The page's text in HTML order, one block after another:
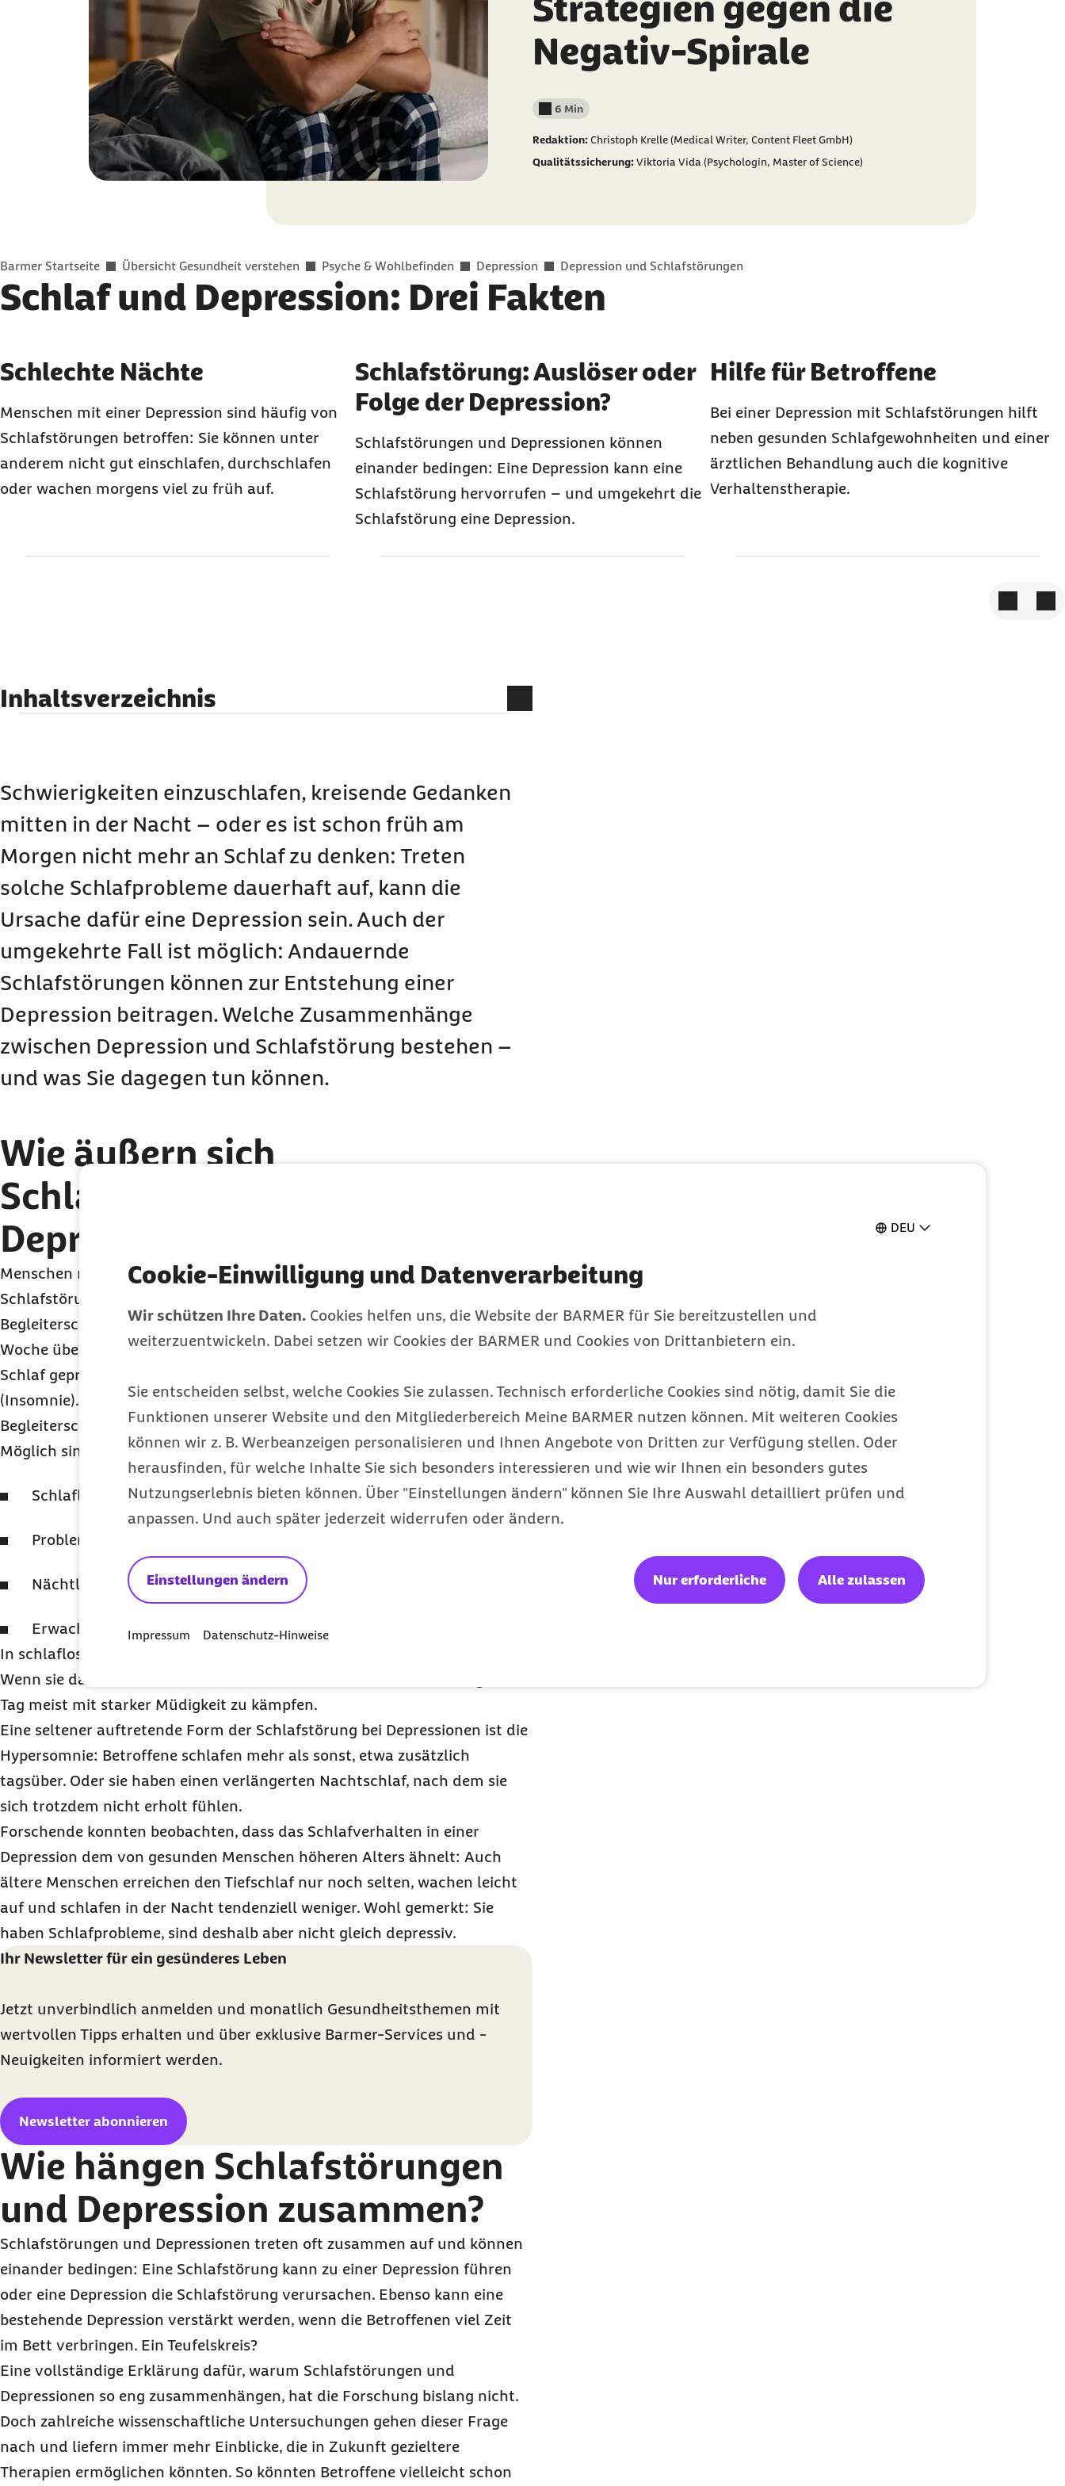
DEU
Cookie-Einwilligung und Datenverarbeitung
Wir schützen Ihre Daten. Cookies helfen uns, die Website der BARMER für Sie bereitzustellen und
weiterzuentwickeln. Dabei setzen wir Cookies der BARMER und Cookies von Drittanbietern ein.
Sie entscheiden selbst, welche Cookies Sie zulassen. Technisch erforderliche Cookies sind nötig, damit Sie die
Funktionen unserer Website und den Mitgliederbereich Meine BARMER nutzen können. Mit weiteren Cookies
können wir z. B. Werbeanzeigen personalisieren und Ihnen Angebote von Dritten zur Verfügung stellen. Oder
herausfinden, für welche Inhalte Sie sich besonders interessieren und wie wir Ihnen ein besonders gutes
Nutzungserlebnis bieten können. Über "Einstellungen ändern" können Sie Ihre Auswahl detailliert prüfen und
anpassen. Und auch später jederzeit widerrufen oder ändern.
Einstellungen ändern Nur erforderliche Alle zulassen
Impressum Datenschutz-Hinweise
Negativ-Spirale
Lesedauer weniger als
6 Min
Redaktion:Christoph Krelle (Medical Writer, Content Fleet GmbH)
Qualitätssicherung:Viktoria Vida (Psychologin, Master of Science)
Sie befinden sich hier:
Barmer Startseite Übersicht Gesundheit verstehen Psyche & Wohlbefinden Depression Depression und Schlafstörungen
Schlaf und Depression: Drei Fakten
Karussell mit 3 Elementen
Element 1 von 3
Schlechte Nächte
Menschen mit einer Depression sind häufig von
Schlafstörungen betroffen: Sie können unter
anderem nicht gut einschlafen, durchschlafen
oder wachen morgens viel zu früh auf.
Element 2 von 3
Schlafstörung: Auslöser oder
Folge der Depression?
Schlafstörungen und Depressionen können
einander bedingen: Eine Depression kann eine
Schlafstörung hervorrufen – und umgekehrt die
Schlafstörung eine Depression.
Element 3 von 3
Hilfe für Betroffene
Bei einer Depression mit Schlafstörungen hilft
neben gesunden Schlafgewohnheiten und einer
ärztlichen Behandlung auch die kognitive
Verhaltenstherapie.
Inhaltsverzeichnis
Wie verursacht eine Depression eine Schlafstörung?
Depression und Schlafstörung: Welche Behandlung hilft?
Stimmt es eigentlich, dass Schlafentzug bei Depressionen helfen kann?
Schwierigkeiten einzuschlafen, kreisende Gedanken
mitten in der Nacht – oder es ist schon früh am
Morgen nicht mehr an Schlaf zu denken: Treten
solche Schlafprobleme dauerhaft auf, kann die
Ursache dafür eine Depression sein. Auch der
umgekehrte Fall ist möglich: Andauernde
Schlafstörungen können zur Entstehung einer
Depression beitragen. Welche Zusammenhänge
zwischen Depression und Schlafstörung bestehen –
und was Sie dagegen tun können.
Wie äußern sich
Schlafstörungen bei einer
Depression?
Menschen mit einer Depression haben sehr oft einen gestörten Schlaf: Bei
Schlafstörungen handelt es sich um eine der ersten und häufigsten
Begleiterscheinungen von Depressionen. Sind mehr als drei Nächte pro
Woche über einen Zeitraum von mindestens einem Monat von schlechtem
Schlaf geprägt, sprechen Fachleute von einer akuten
(Insomnie). Bei den Betroffenen äußert sich eine Schlafstörung als
Begleiterscheinung der Depression von Fall zu Fall unterschiedlich.
Möglich sind zum Beispiel:
Schlaflosigkeit
Probleme beim Einschlafen
Nächtliches Aufwachen (Durchschlafstörungen)
Erwachen am frühen Morgen (ohne erneut einzuschlafen)
In schlaflosen Nächten grübeln Menschen mit einer Depression häufig.
Wenn sie dadurch keine Ruhe mehr finden, haben sie am darauffolgenden
Tag meist mit starker Müdigkeit zu kämpfen.
Eine seltener auftretende Form der Schlafstörung bei Depressionen ist die
Hypersomnie: Betroffene schlafen mehr als sonst, etwa zusätzlich
tagsüber. Oder sie haben einen verlängerten Nachtschlaf, nach dem sie
sich trotzdem nicht erholt fühlen.
Forschende konnten beobachten, dass das Schlafverhalten in einer
Depression dem von gesunden Menschen höheren Alters ähnelt: Auch
ältere Menschen erreichen den Tiefschlaf nur noch selten, wachen leicht
auf und schlafen in der Nacht tendenziell weniger. Wohl gemerkt: Sie
haben Schlafprobleme, sind deshalb aber nicht gleich depressiv.
Ihr Newsletter für ein gesünderes Leben
Jetzt unverbindlich anmelden und monatlich Gesundheitsthemen mit
wertvollen Tipps erhalten und über exklusive Barmer-Services und -
Neuigkeiten informiert werden.
Newsletter abonnieren
Wie hängen Schlafstörungen
und Depression zusammen?
Schlafstörungen und Depressionen treten oft zusammen auf und können
einander bedingen: Eine Schlafstörung kann zu einer Depression führen
oder eine Depression die Schlafstörung verursachen. Ebenso kann eine
bestehende Depression verstärkt werden, wenn die Betroffenen viel Zeit
im Bett verbringen. Ein Teufelskreis?
Eine vollständige Erklärung dafür, warum Schlafstörungen und
Depressionen so eng zusammenhängen, hat die Forschung bislang nicht.
Doch zahlreiche wissenschaftliche Untersuchungen gehen dieser Frage
nach und liefern immer mehr Einblicke, die in Zukunft gezieltere
Therapien ermöglichen könnten. So könnten Betroffene vielleicht schon